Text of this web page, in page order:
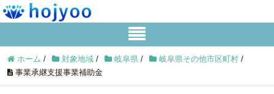
ホーム / 対象地域 / 岐阜県 / 岐阜県その他市区町村 /
事業承継支援事業補助金